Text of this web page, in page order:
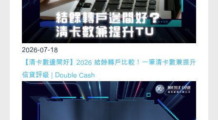
2026-07-18
【清卡數邊間好】2026 結餘轉戶比較！一筆清卡數兼提升
信貸評級 | Double Cash